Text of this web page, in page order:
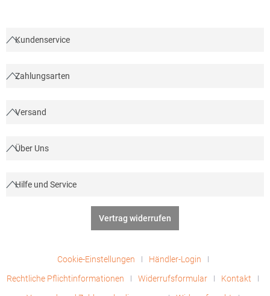
Kundenservice
Zahlungsarten
Versand
Über Uns
Hilfe und Service
Vertrag widerrufen
Cookie-Einstellungen
Händler-Login
Rechtliche Pflichtinformationen
Widerrufsformular
Kontakt